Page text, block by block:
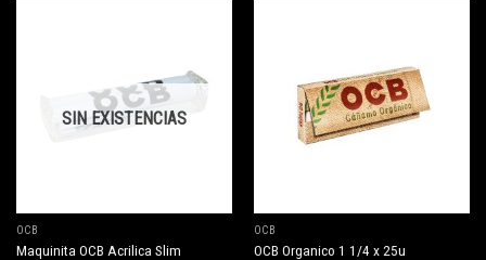
SIN EXISTENCIAS
OCB
Maquinita OCB Acrilica Slim
OCB
OCB Organico 1 1/4 x 25u